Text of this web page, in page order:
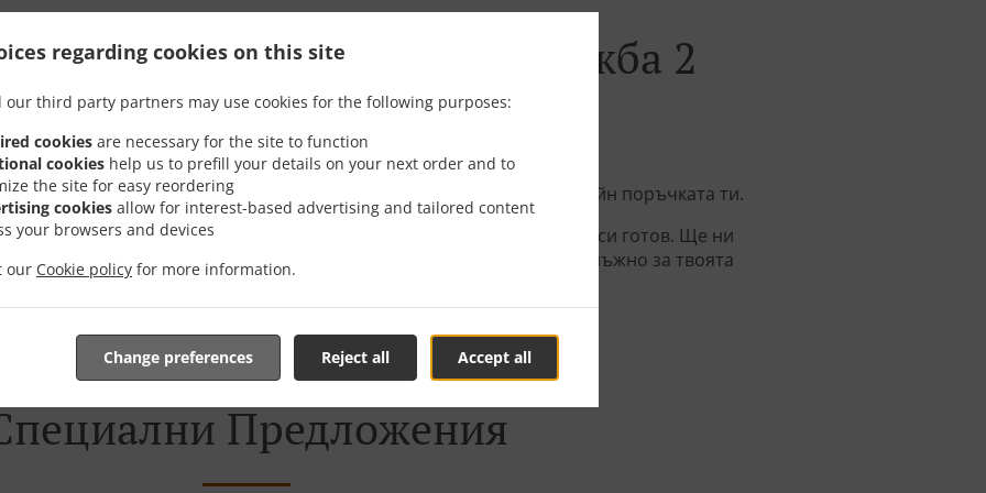
regarding cookies on this site
our third party partners may use cookies for the following purposes:
cookies are necessary for the site to function
cookies help us to prefill your details on your next order and to
the site for easy reordering
cookies allow for interest-based advertising and tailored content
your browsers and devices
our Cookie policy for more information.
Accept all
Reject all
Change preferences
Доставка В София Ж.к. Дружба 2
София ж.к. Дружба 2 и с удоволствие ще приемем и изпълним онлайн поръчката ти.
от нашето интерактивно меню и да направиш поръчка, когато си готов. Ще ни
потвърдим заявката ти и изпратим обратна връзка за времето нъжно за твоята
Предложения